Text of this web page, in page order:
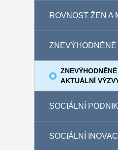
ROVNOST ŽEN A
AKTUÁLNÍ
SOCIÁLNÍ
SOCIÁLNÍ